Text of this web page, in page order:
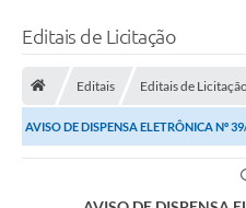
Editais de Licitação
Editais Editais de
AVISO DE DISPENSA ELETRÔNICA Nº